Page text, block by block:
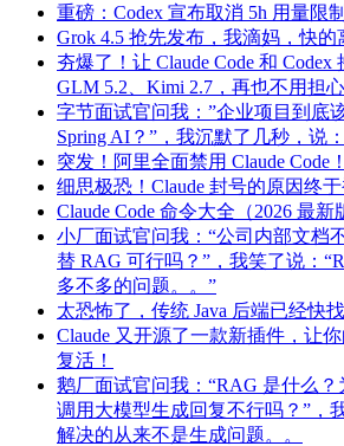
重磅：Codex 宣布取消 5h 用量限
Grok 4.5 抢先发布，我滴妈，快的
夯爆了！让 Claude Code 和 Codex
GLM 5.2、Kimi 2.7，再也不用担
字节面试官问我：”企业项目到底
Spring AI？”，我沉默了几秒，说
突发！阿里全面禁用 Claude Code
细思极恐！Claude 封号的原因终
Claude Code 命令大全（2026 最新
小厂面试官问我：“公司内部文档
替 RAG 可行吗？”，我笑了说：
多不多的问题。。”
太恐怖了，传统 Java 后端已经快
Claude 又开源了一款新插件，让你
复活！
鹅厂面试官问我：“RAG 是什么
调用大模型生成回复不行吗？”，
解决的从来不是生成问题。。